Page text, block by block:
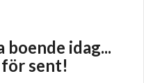
idag...
sent!